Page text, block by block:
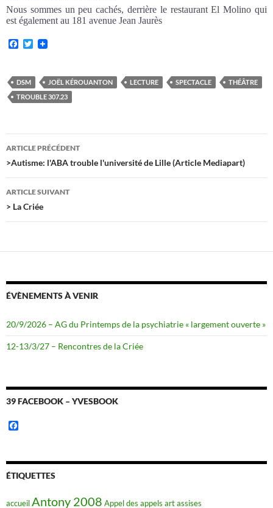
Nous sommes un peu cachés, derrière le restaurant El Molino qui
est également au 181 avenue Jean Jaurès
F
b
o
o
T
e
r
DSM JOËL KÉROUANTON LECTURE SPECTACLE
THÉÂTRE
TROUBLE 307.23
Navigation
des
articles
ARTICLE PRÉCÉDENT
>Autisme: l'ABA trouble l'université de Lille (Article Mediapart)
ARTICLE SUIVANT
> La Criée
ÉVÈNEMENTS À VENIR
20/9/2026 – AG du Printemps de la psychiatrie « largement ouverte »
12-13/3/27 – Rencontres de la Criée
39 FACEBOOK – YVESBOOK
b
o
o
ÉTIQUETTES
accueilAntony 2008 Appel des appels artassises